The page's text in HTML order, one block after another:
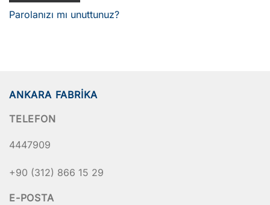
Parolanızı mı unuttunuz?
ANKARA FABRIKA
TELEFON
4447909
+90 (312) 866 15 29
E-POSTA